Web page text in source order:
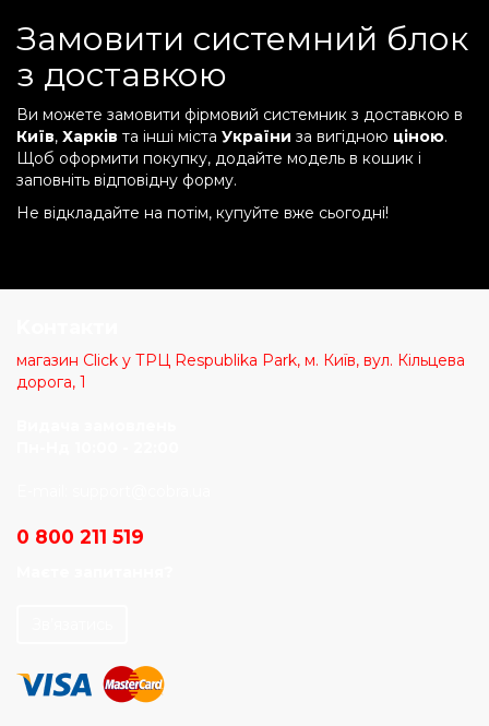
Замовити системний блок
з доставкою
Ви можете замовити фірмовий системник з доставкою в
Київ, Харків та інші міста України за вигідною ціною.
Щоб оформити покупку, додайте модель в кошик і
заповніть відповідну форму.
Не відкладайте на потім, купуйте вже сьогодні!
магазин Click у ТРЦ Respublika Park, м. Київ, вул. Кільцева
дорога, 1
0 800 211 519